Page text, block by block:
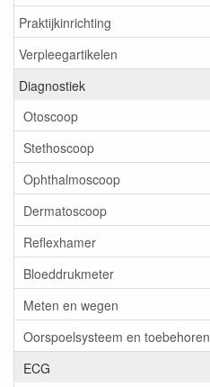
Praktijkinrichting
Verpleegartikelen
Diagnostiek
Otoscoop
Stethoscoop
Ophthalmoscoop
Dermatoscoop
Reflexhamer
Bloeddrukmeter
Meten en wegen
Oorspoelsysteem en toebehoren
ECG